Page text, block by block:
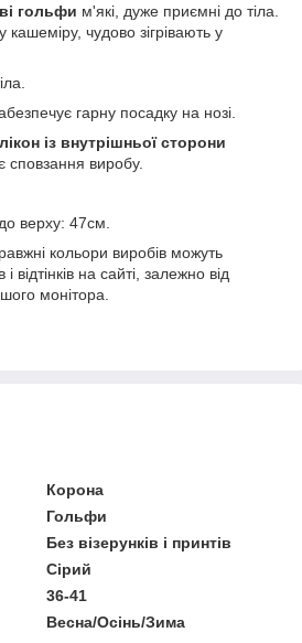
гольфи м'які, дуже приємні до тіла.
кашеміру, чудово зігрівають у
гарну посадку на нозі.
із внутрішньої сторони
виробу.
верху: 47см.
кольори виробів можуть
і відтінків на сайті, залежно від
монітора.
Корона
Гольфи
Без візерунків і принтів
Сірий
36-41
Весна/Осінь/Зима